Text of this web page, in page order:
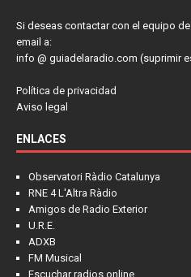
Si deseas contactar con el equipo
email a:
info @ guiadelaradio.com (suprimir
Política de privacidad
Aviso legal
ENLACES
Observatori Ràdio Catalunya
RNE 4 L'Altra Ràdio
Amigos de Radio Exterior
U.R.E.
ADXB
FM Musical
Escuchar radios online